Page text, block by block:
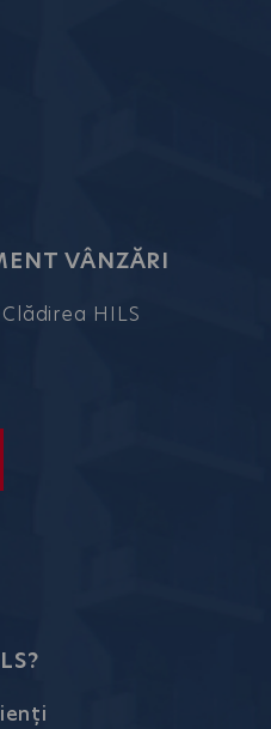
VÂNZĂRI
HILS